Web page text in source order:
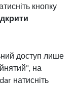
кнопку
доступ лише
на
натисніть